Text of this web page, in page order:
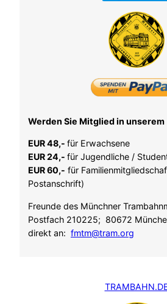
Werden Sie Mitglied in
EUR 48,- für Erwachsene
EUR 24,- für Jugendliche /
EUR 60,- für
Postanschrift)
Freunde des Münchner
Postfach 210225; 80672
direkt an: fmtm@tram.org